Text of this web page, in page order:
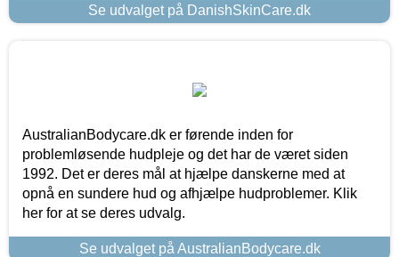
Se udvalget på DanishSkinCare.dk
AustralianBodycare.dk er førende inden for
problemløsende hudpleje og det har de været siden
1992. Det er deres mål at hjælpe danskerne med at
opnå en sundere hud og afhjælpe hudproblemer. Klik
her for at se deres udvalg.
Se udvalget på AustralianBodycare.dk